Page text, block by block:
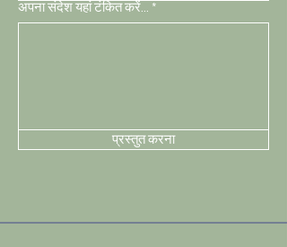
अपना संदेश यहां टंकित करें...
प्रस्तुत करना